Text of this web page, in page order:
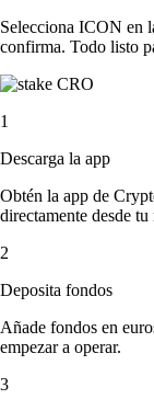
Selecciona ICON en
confirma. Todo listo
1
Descarga la app
Obtén la app de
directamente desde
2
Deposita fondos
Añade fondos en
empezar a operar.
3